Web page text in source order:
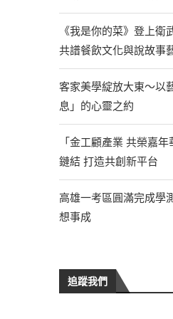
《我是你的菜》登上
共譜餐飲文化與說故事
客家美學綻放大東～以
息」的心靈之約
「金工顧產業 共榮嘉
鏈結 打造共創新平台
高雄一考區圓滿完成學
想事成
追蹤我們